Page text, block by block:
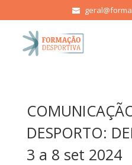
DESPORTO:
3 a 8 set 2024